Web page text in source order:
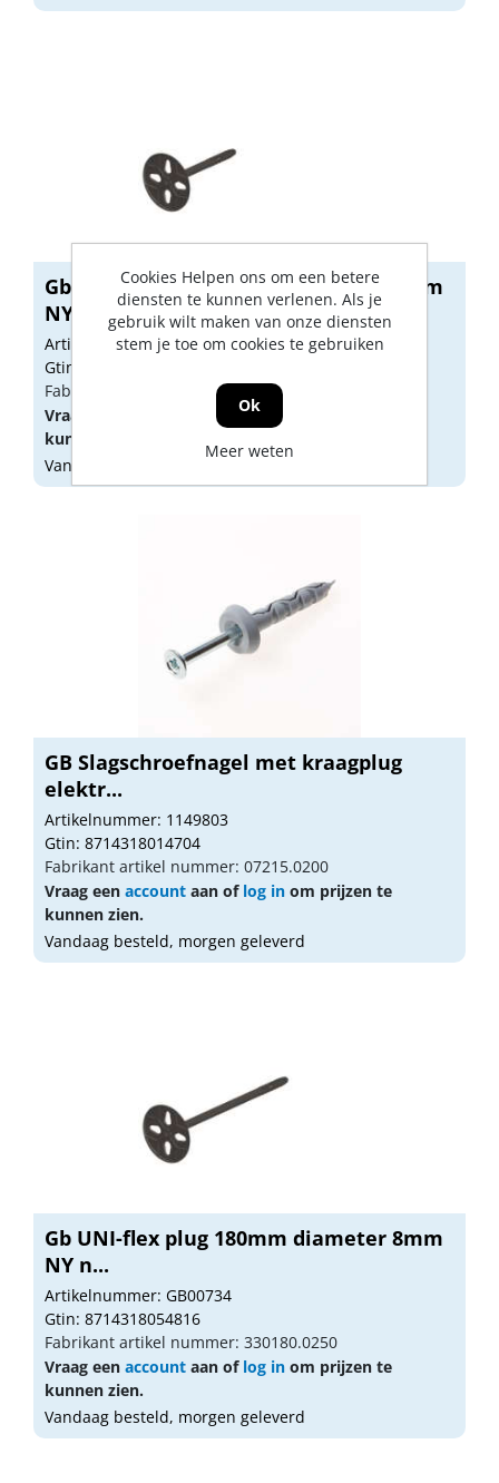
Gb UNI-flex plug 100mm diameter 8mm
NY n...
Artikelnummer: GB00733
Gtin: 8714318047559
Fabrikant artikel nummer: 330100.0250
Vraag een
aan oflog in
kunnen zien.
Vandaag besteld, morgen geleverd
GB Slagschroefnagel met kraagplug
elektr...
Artikelnummer: 1149803
Gtin: 8714318014704
Fabrikant artikel nummer: 07215.0200
Vraag een account aan of log in om prijzen te
kunnen zien.
Vandaag besteld, morgen geleverd
Gb UNI-flex plug 180mm diameter 8mm
NY n...
Artikelnummer: GB00734
Gtin: 8714318054816
Fabrikant artikel nummer: 330180.0250
Vraag een account aan of log in om prijzen te
kunnen zien.
Vandaag besteld, morgen geleverd
Cookies Helpen ons om een betere
diensten te kunnen verlenen. Als je
gebruik wilt maken van onze diensten
stem je toe om cookies te gebruiken
Ok
Meer weten